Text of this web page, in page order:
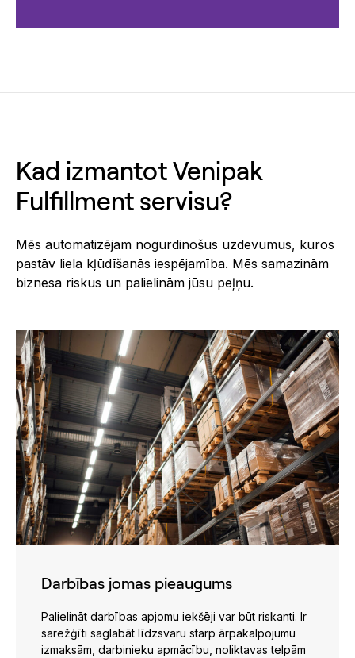
Kad izmantot Venipak
Fulfillment servisu?
Mēs automatizējam nogurdinošus uzdevumus, kuros
pastāv liela kļūdīšanās iespējamība. Mēs samazinām
biznesa riskus un palielinām jūsu peļņu.
Darbības jomas pieaugums
Palielināt darbības apjomu iekšēji var būt riskanti. Ir
sarežģīti saglabāt līdzsvaru starp ārpakalpojumu
izmaksām, darbinieku apmācību, noliktavas telpām